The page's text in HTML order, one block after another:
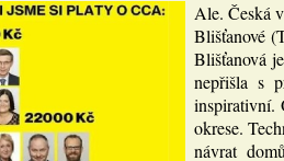
Ale. Česká
Blišťanové
Blišťanová
nepřišla s
inspirativní.
okrese.
návrat